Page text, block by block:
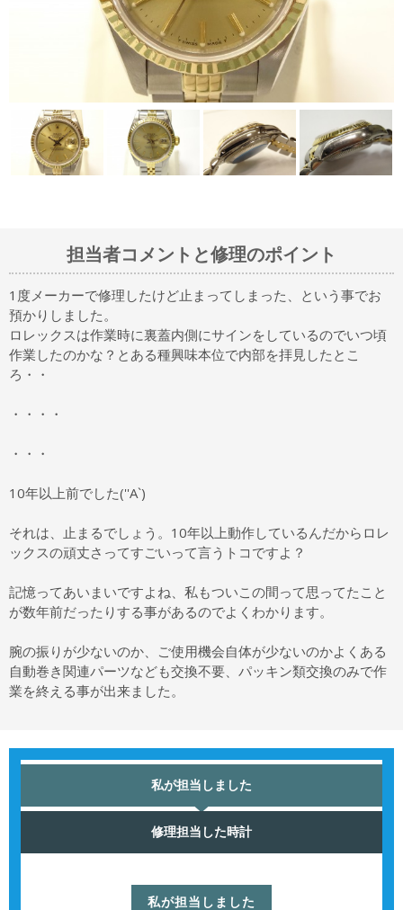
担当者コメントと修理のポイント
1度メーカーで修理したけど止まってしまった、という事でお
預かりしました。
ロレックスは作業時に裏蓋内側にサインをしているのでいつ頃
作業したのかな？とある種興味本位で内部を拝見したとこ
ろ・・
・・・・
・・・
10年以上前でした(''A`)
それは、止まるでしょう。10年以上動作しているんだからロレ
ックスの頑丈さってすごいって言うトコですよ？
記憶ってあいまいですよね、私もついこの間って思ってたこと
が数年前だったりする事があるのでよくわかります。
腕の振りが少ないのか、ご使用機会自体が少ないのかよくある
自動巻き関連パーツなども交換不要、パッキン類交換のみで作
業を終える事が出来ました。
私が担当しました
修理担当した時計
私が担当しました